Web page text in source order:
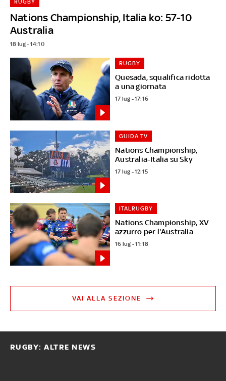
Nations Championship, Italia ko: 57-10
Australia
18 lug - 14:10
Quesada, squalifica ridotta
a una giornata
RUGBY
17 lug - 17:16
Nations Championship,
Australia-Italia su Sky
GUIDA TV
17 lug - 12:15
Nations Championship, XV
azzurro per l'Australia
ITALRUGBY
16 lug - 11:18
VAI ALLA SEZIONE
RUGBY: ALTRE NEWS